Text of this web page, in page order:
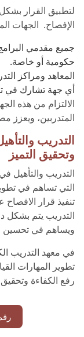
لتطبيق القرار
الإفصاح. الجهات
جميع مقدمي
حكومية أو خاصة.
المعاهد ومراكز
أي جهة تشارك في
الالتزام من هذه
المتدربين، ويعزز
التدريب
وتحقيق التميز
التدريب والتأهيل
التي تساهم في
تنفيذ قرار
التدريب يتم بشكل
ويساهم في تحسين
في معهد التدريب
تطوير المهارات
رفع الكفاءة